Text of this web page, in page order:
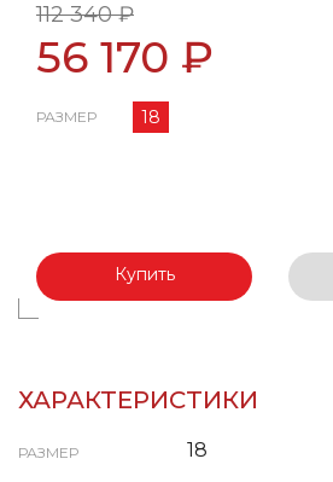
112 340 ₽
56 170 ₽
РАЗМЕР 18
Купить
ХАРАКТЕРИСТИКИ
РАЗМЕР 18